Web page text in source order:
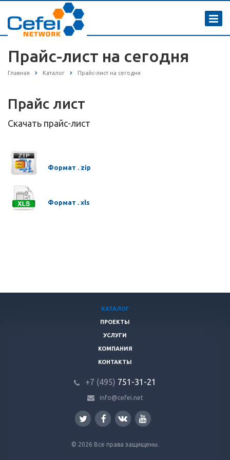
Прайс-лист на сегодня
Главная Каталог Прайс-лист на сегодня
Прайс лист
Cкачать прайс-лист
Формат . zip
Формат . xls
КАТАЛОГ
ПРОЕКТЫ
УСЛУГИ
КОМПАНИЯ
КОНТАКТЫ
+7 (495) 751-31 -21
info@cefei.net
© 2026 Все права защищены.